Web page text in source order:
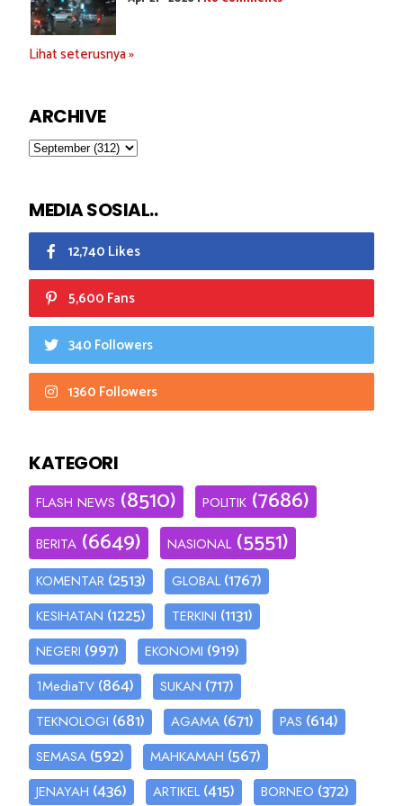
Lihat seterusnya »
ARCHIVE
MEDIA SOSIAL..
12,740 Likes
5,600 Fans
340 Followers
1360 Followers
KATEGORI
FLASH NEWS (8510) POLITIK (7686)
BERITA (6649) NASIONAL (5551)
KOMENTAR (2513) GLOBAL (1767)
KESIHATAN (1225) TERKINI (1131)
NEGERI (997) EKONOMI (919)
1MediaTV (864) SUKAN (717)
TEKNOLOGI (681) AGAMA (671) PAS (614)
SEMASA (592) MAHKAMAH (567)
JENAYAH (436) ARTIKEL (415) BORNEO (372)